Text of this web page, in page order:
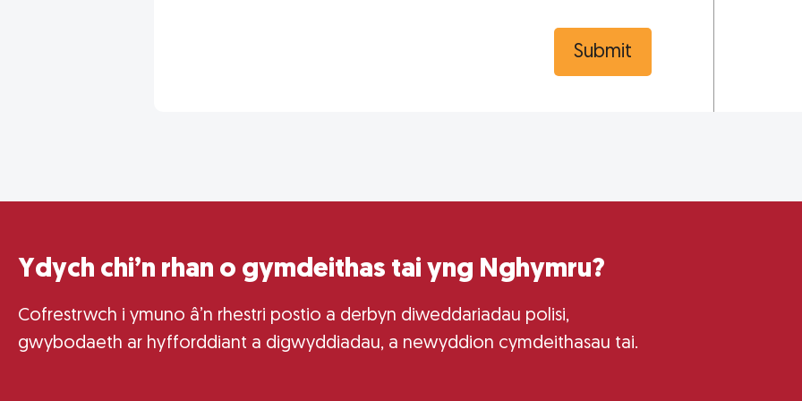
Submit
Ydych chi’n rhan o gymdeithas tai yng Nghymru?
Cofrestrwch i ymuno â’n rhestri postio a derbyn diweddariadau polisi,
gwybodaeth ar hyfforddiant a digwyddiadau, a newyddion cymdeithasau tai.